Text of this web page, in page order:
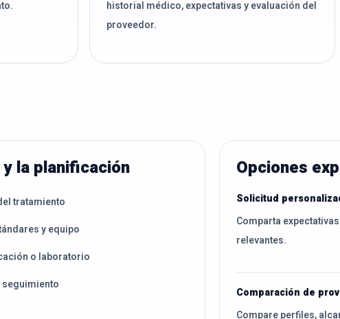
historial médico, expectativas y evaluación del
proveedor.
la planificación
tratamiento
y equipo
o laboratorio
Opciones
Solicitud
Comparta
relevantes.
Comparación de
Compare perfiles,